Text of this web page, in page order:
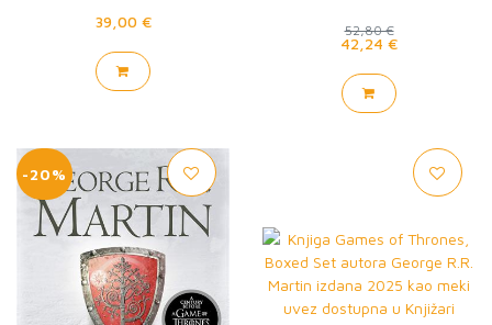
39,00 € 52,80 €
42,24 €
-20%